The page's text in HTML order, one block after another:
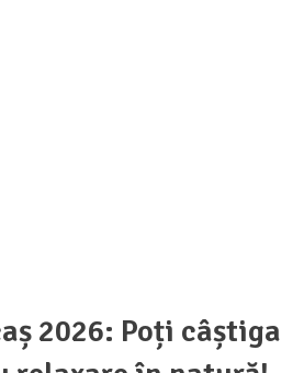
2026: Poți câștiga